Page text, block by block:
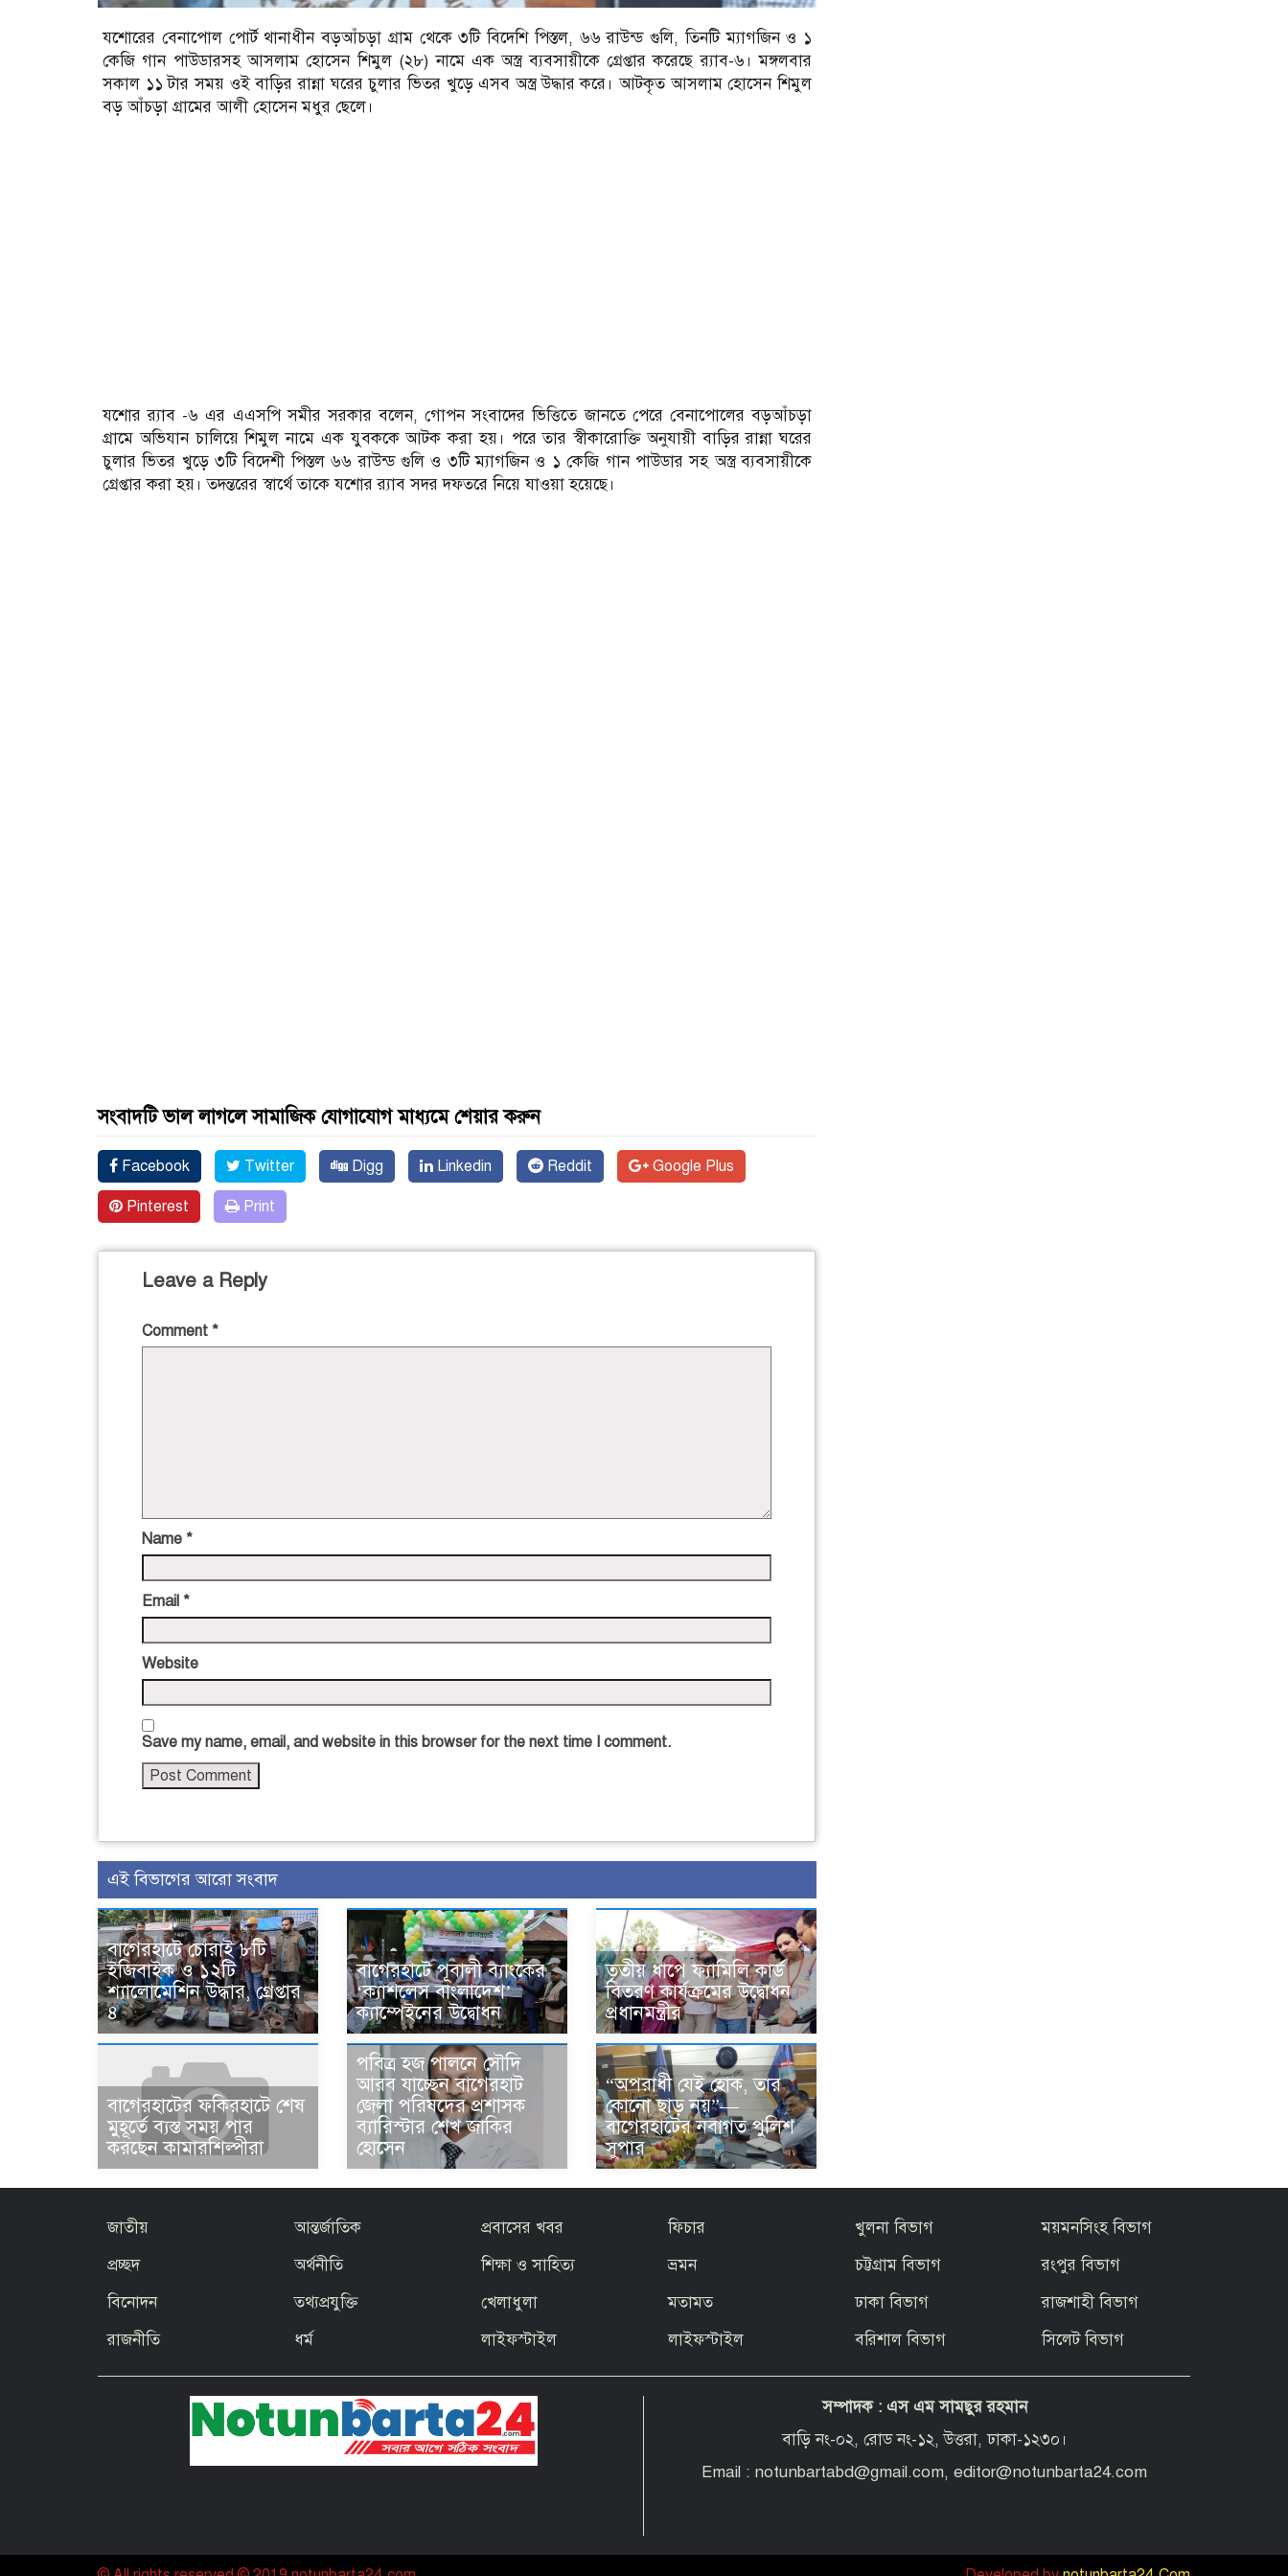
যশোরের বেনাপোল পোর্ট থানাধীন বড়আঁচড়া গ্রাম থেকে ৩টি বিদেশি পিস্তল, ৬৬ রাউন্ড গুলি, তিনটি ম্যাগজিন ও ১
কেজি গান পাউডারসহ আসলাম হোসেন শিমুল (২৮) নামে এক অস্ত্র ব্যবসায়ীকে গ্রেপ্তার করেছে র‌্যাব-৬। মঙ্গলবার
সকাল ১১ টার সময় ওই বাড়ির রান্না ঘরের চুলার ভিতর খুড়ে এসব অস্ত্র উদ্ধার করে। আটকৃত আসলাম হোসেন শিমুল
বড় আঁচড়া গ্রামের আলী হোসেন মধুর ছেলে।
যশোর র‌্যাব -৬ এর এএসপি সমীর সরকার বলেন, গোপন সংবাদের ভিত্তিতে জানতে পেরে বেনাপোলের বড়আঁচড়া
গ্রামে অভিযান চালিয়ে শিমুল নামে এক যুবককে আটক করা হয়। পরে তার স্বীকারোক্তি অনুযায়ী বাড়ির রান্না ঘরের
চুলার ভিতর খুড়ে ৩টি বিদেশী পিস্তল ৬৬ রাউন্ড গুলি ও ৩টি ম্যাগজিন ও ১ কেজি গান পাউডার সহ অস্ত্র ব্যবসায়ীকে
গ্রেপ্তার করা হয়। তদন্তরের স্বার্থে তাকে যশোর র‌্যাব সদর দফতরে নিয়ে যাওয়া হয়েছে।
সংবাদটি ভাল লাগলে সামাজিক যোগাযোগ মাধ্যমে শেয়ার করুন
Facebook Twitter Digg Linkedin Reddit Google Plus
Pinterest Print
Leave a Reply
Comment *
Name *
Email *
Website
Save my name, email, and website in this browser for the next time I comment.
এই বিভাগের আরো সংবাদ
বাগেরহাটে চোরাই ৮টি
ইজিবাইক ও ১২টি
শ্যালোমেশিন উদ্ধার, গ্রেপ্তার
৪
বাগেরহাটে পূবালী ব্যাংকের
‘ক্যাশলেস বাংলাদেশ’
ক্যাম্পেইনের উদ্বোধন
তৃতীয় ধাপে ফ্যামিলি কার্ড
বিতরণ কার্যক্রমের উদ্বোধন
প্রধানমন্ত্রীর
বাগেরহাটের ফকিরহাটে শেষ
মুহূর্তে ব্যস্ত সময় পার
করছেন কামারশিল্পীরা
পবিত্র হজ পালনে সৌদি
আরব যাচ্ছেন বাগেরহাট
জেলা পরিষদের প্রশাসক
ব্যারিস্টার শেখ জাকির
হোসেন
“অপরাধী যেই হোক, তার
কোনো ছাড় নয়”—
বাগেরহাটের নবাগত পুলিশ
সুপার
জাতীয়
প্রচ্ছদ
বিনোদন
রাজনীতি
আন্তর্জাতিক
অর্থনীতি
তথ্যপ্রযুক্তি
ধর্ম
প্রবাসের খবর
শিক্ষা ও সাহিত্য
খেলাধুলা
লাইফস্টাইল
ফিচার
ভ্রমন
মতামত
লাইফস্টাইল
খুলনা বিভাগ
চট্টগ্রাম বিভাগ
ঢাকা বিভাগ
বরিশাল বিভাগ
ময়মনসিংহ বিভাগ
রংপুর বিভাগ
রাজশাহী বিভাগ
সিলেট বিভাগ
সম্পাদক : এস এম সামছুর রহমান
বাড়ি নং-০২, রোড নং-১২, উত্তরা, ঢাকা-১২৩০।
Email : notunbartabd@gmail.com, editor@notunbarta24.com